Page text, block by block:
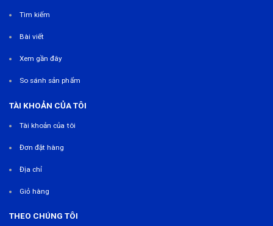
Tìm kiếm
Bài viết
Xem gần đây
So sánh sản phẩm
TÀI KHOẢN CỦA TÔI
Tài khoản của tôi
Đơn đặt hàng
Địa chỉ
Giỏ hàng
THEO CHÚNG TÔI